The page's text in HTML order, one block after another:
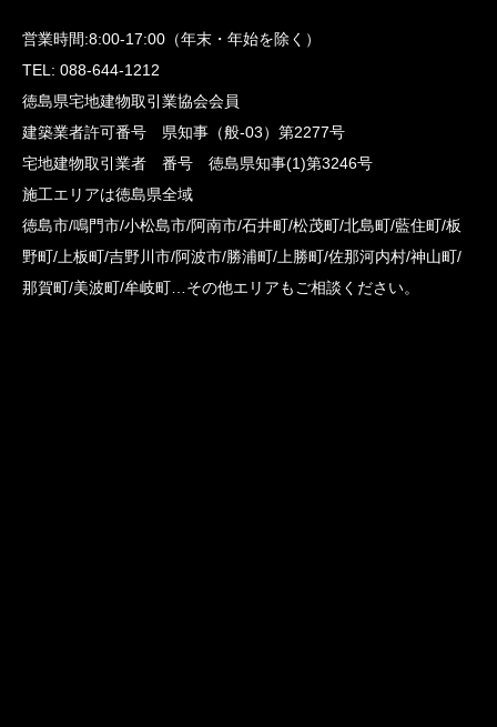
営業時間:8:00-17:00（年末・年始を除く）
TEL: 088-644-1212
徳島県宅地建物取引業協会会員
建築業者許可番号 県知事（般-03）第2277号
宅地建物取引業者 番号 徳島県知事(1)第3246号
施工エリアは徳島県全域
徳島市/鳴門市/小松島市/阿南市/石井町/松茂町/北島町/藍住町/板
野町/上板町/吉野川市/阿波市/勝浦町/上勝町/佐那河内村/神山町/
那賀町/美波町/牟岐町…その他エリアもご相談ください。